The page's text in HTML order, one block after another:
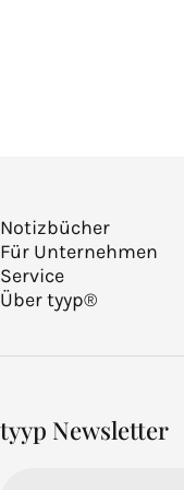
Notizbücher
Für Unternehmen
Service
Über tyyp®
tyyp Newsletter